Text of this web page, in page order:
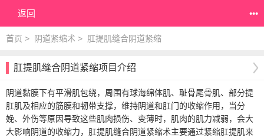
返回 •••
首页 > 阴道紧缩术 > 肛提肌缝合阴道紧缩
肛提肌缝合阴道紧缩项目介绍
阴道黏膜下有平滑肌包绕，周围有球海绵体肌、耻骨尾骨肌、部分提
肛肌及相应的筋膜和韧带支撑，维持阴道和肛门的收缩作用，当分
娩、外伤等原因导致这些肌肉损伤、变薄时，肌肉的肌力减弱，会大
大影响阴道的收缩力，肛提肌缝合阴道紧缩术主要通过紧缩肛提肌来